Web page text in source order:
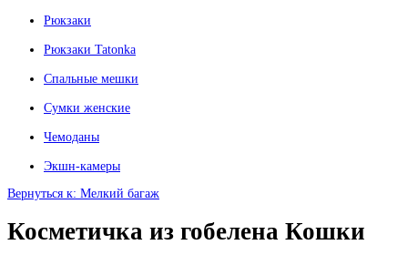
Рюкзаки
Рюкзаки Tatonka
Спальные мешки
Сумки женские
Чемоданы
Экшн-камеры
Вернуться к: Мелкий багаж
Косметичка из гобелена Кошки